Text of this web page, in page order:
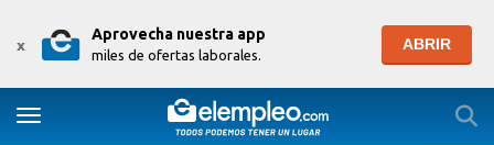
x
Aprovecha nuestra app
miles de ofertas laborales.
ABRIR
Toggle navigation